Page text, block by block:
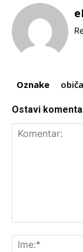
Oznake
Ostavi